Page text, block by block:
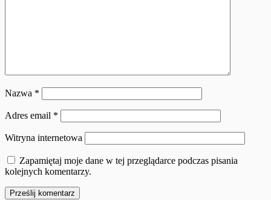
Nazwa *
Adres email *
Witryna internetowa
Zapamiętaj moje dane w tej przeglądarce podczas pisania
kolejnych komentarzy.